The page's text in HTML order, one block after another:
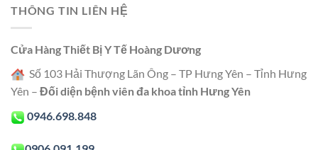
THÔNG TIN LIÊN HỆ
Cửa Hàng Thiết Bị Y Tế Hoàng Dương
Số 103 Hải Thượng Lãn Ông – TP Hưng Yên – Tỉnh Hưng
Yên – Đối diện bệnh viên đa khoa tỉnh Hưng Yên
0946.698.848